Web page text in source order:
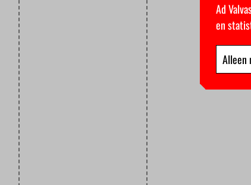
Ad
en
Alleen